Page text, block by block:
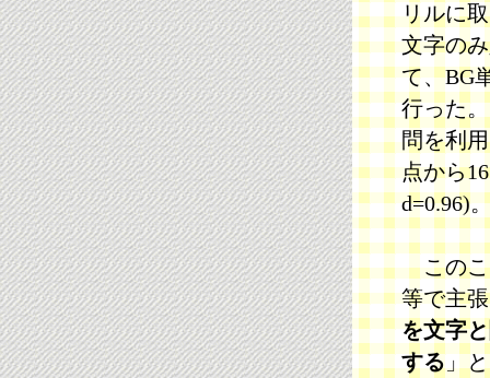
リルに
文字の
て、BG
行った
問を利
点から
d=0.96)
このこ
等で主
を文字
する」